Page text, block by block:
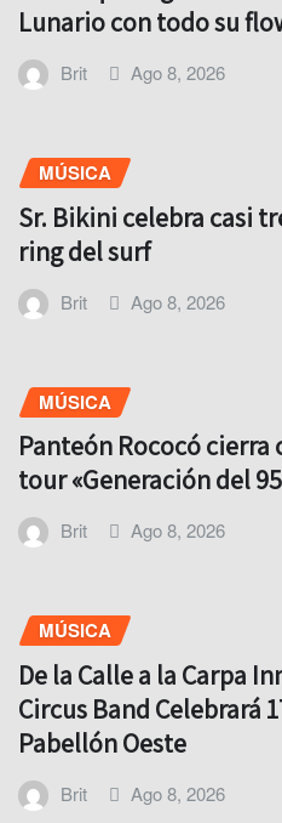
Lunario con todo su
Brit Ago 8, 2026
MÚSICA
Sr. Bikini celebra casi
ring del surf
Brit Ago 8, 2026
MÚSICA
Panteón Rococó cierra
tour «Generación del
Brit Ago 8, 2026
MÚSICA
De la Calle a la Carpa
Circus Band Celebrará
Pabellón Oeste
Brit Ago 8, 2026